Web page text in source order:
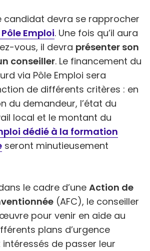
candidat devra se rapprocher
Emploi. Une fois qu’il aura
vous, il devra présenter son
conseiller. Le financement du
via Pôle Emploi sera
de différents critères : en
du demandeur, l’état du
local et le montant du
dédié à la formation
seront minutieusement
le cadre d’une Action de
(AFC), le conseiller
pour venir en aide au
plans d’urgence
de passer leur